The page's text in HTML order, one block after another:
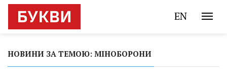
EN
НОВИНИ ЗА ТЕМОЮ: МІНОБОРОНИ